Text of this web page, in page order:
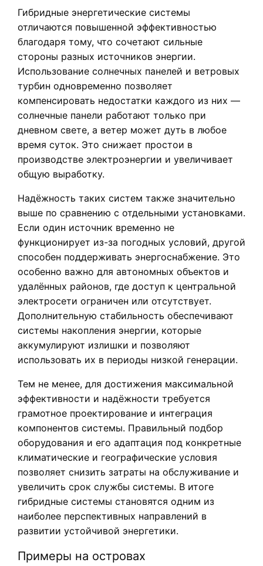
Гибридные энергетические системы
отличаются повышенной эффективностью
благодаря тому, что сочетают сильные
стороны разных источников энергии.
Использование солнечных панелей и ветровых
турбин одновременно позволяет
компенсировать недостатки каждого из них —
солнечные панели работают только при
дневном свете, а ветер может дуть в любое
время суток. Это снижает простои в
производстве электроэнергии и увеличивает
общую выработку.
Надёжность таких систем также значительно
выше по сравнению с отдельными установками.
Если один источник временно не
функционирует из-за погодных условий, другой
способен поддерживать энергоснабжение. Это
особенно важно для автономных объектов и
удалённых районов, где доступ к центральной
электросети ограничен или отсутствует.
Дополнительную стабильность обеспечивают
системы накопления энергии, которые
аккумулируют излишки и позволяют
использовать их в периоды низкой генерации.
Тем не менее, для достижения максимальной
эффективности и надёжности требуется
грамотное проектирование и интеграция
компонентов системы. Правильный подбор
оборудования и его адаптация под конкретные
климатические и географические условия
позволяет снизить затраты на обслуживание и
увеличить срок службы системы. В итоге
гибридные системы становятся одним из
наиболее перспективных направлений в
развитии устойчивой энергетики.
Примеры на островах